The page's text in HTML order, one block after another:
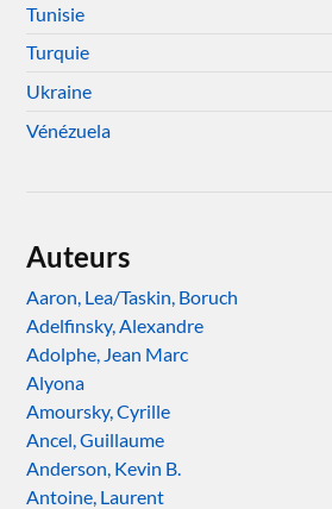
Tunisie
Turquie
Ukraine
Vénézuela
Auteurs
Aaron, Lea/Taskin, Boruch
Adelfinsky, Alexandre
Adolphe, Jean Marc
Alyona
Amoursky, Cyrille
Ancel, Guillaume
Anderson, Kevin B.
Antoine, Laurent